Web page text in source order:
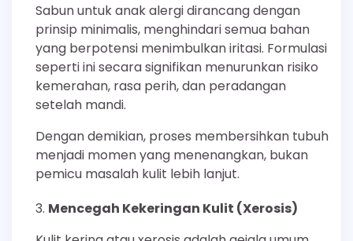
Sabun untuk anak alergi dirancang dengan
prinsip minimalis, menghindari semua bahan
yang berpotensi menimbulkan iritasi. Formulasi
seperti ini secara signifikan menurunkan risiko
kemerahan, rasa perih, dan peradangan
setelah mandi.
Dengan demikian, proses membersihkan tubuh
menjadi momen yang menenangkan, bukan
pemicu masalah kulit lebih lanjut.
Mencegah Kekeringan Kulit (Xerosis)